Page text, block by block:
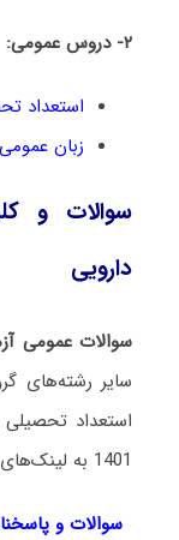
۲- دروس عمومی:
استعداد
زبان
دارویی
سوالات عمومی
سایر رشته‌های
استعداد
1401 به لینک‌های زیر مراجعه نمایید:
سوالات و